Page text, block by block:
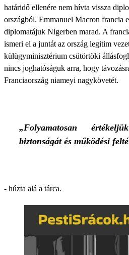
határidő ellenére nem hívta vissza
országból. Emmanuel Macron francia
diplomatájuk Nigerben marad. A
ismeri el a juntát az ország legitim
külügyminisztérium csütörtöki
nincs joghatóságuk arra, hogy
Franciaország niameyi nagykövetét.
„Folyamatosan
biztonságát és működési
- húzta alá a tárca.